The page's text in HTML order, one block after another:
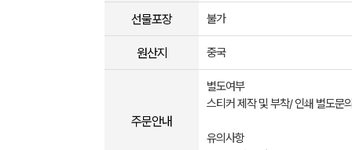
선물포장 불가
원산지 중국
주문안내
별도여부
스티커 제작 및 부착/ 인쇄 별도문
유의사항